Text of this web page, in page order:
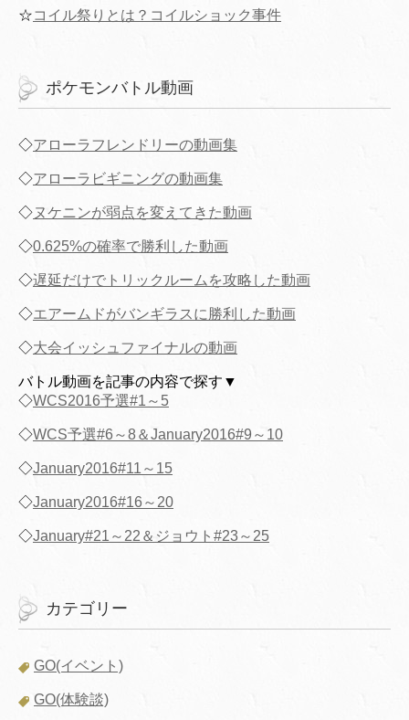
☆コイル祭りとは？コイルショック事件
ポケモンバトル動画
◇アローラフレンドリーの動画集
◇アローラビギニングの動画集
◇ヌケニンが弱点を変えてきた動画
◇0.625%の確率で勝利した動画
◇遅延だけでトリックルームを攻略した動画
◇エアームドがバンギラスに勝利した動画
◇大会イッシュファイナルの動画
バトル動画を記事の内容で探す▼
◇WCS2016予選#1～5
◇WCS予選#6～8＆January2016#9～10
◇January2016#11～15
◇January2016#16～20
◇January#21～22＆ジョウト#23～25
カテゴリー
GO(イベント)
GO(体験談)